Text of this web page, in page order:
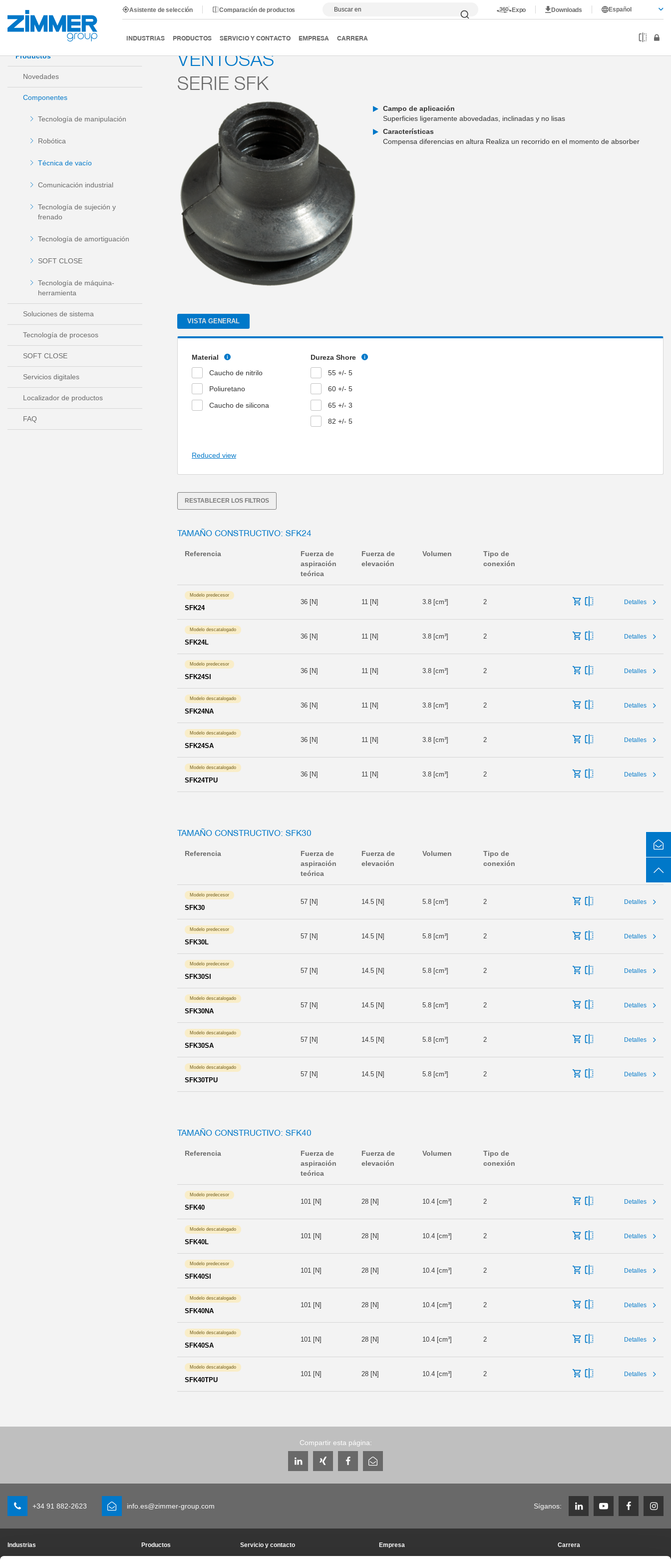
Asistente de selección Comparación de productos Buscar en Expo Downloads Español
INDUSTRIAS PRODUCTOS SERVICIO Y CONTACTO EMPRESA CARRERA
Inicio Productos Componentes Técnica de vacío Ventosas Serie SFK
Productos
Novedades
Componentes
Tecnología de manipulación
Robótica
Técnica de vacío
Comunicación industrial
Tecnología de sujeción y
frenado
Tecnología de amortiguación
SOFT CLOSE
Tecnología de máquina-
herramienta
Soluciones de sistema
Tecnología de procesos
SOFT CLOSE
Servicios digitales
Localizador de productos
FAQ
VENTOSAS
SERIE SFK
Campo de aplicación
Superficies ligeramente abovedadas, inclinadas y no lisas
Características
Compensa diferencias en altura Realiza un recorrido en el momento de absorber
VISTA GENERAL
Material
Caucho de nitrilo
Poliuretano
Caucho de silicona
Dureza Shore
55 +/- 5
60 +/- 5
65 +/- 3
82 +/- 5
Reduced view
RESTABLECER LOS FILTROS
TAMAÑO CONSTRUCTIVO: SFK24
Referencia
Fuerza de
aspiración
teórica
Fuerza de
elevación
Volumen
Tipo de
conexión
Modelo predecesor
SFK24
36 [N] 11 [N] 3.8 [cm³] 2 Detalles
Modelo descatalogado
SFK24L
36 [N] 11 [N] 3.8 [cm³] 2 Detalles
Modelo predecesor
SFK24SI
36 [N] 11 [N] 3.8 [cm³] 2 Detalles
Modelo descatalogado
SFK24NA
36 [N] 11 [N] 3.8 [cm³] 2 Detalles
Modelo descatalogado
SFK24SA
36 [N] 11 [N] 3.8 [cm³] 2 Detalles
Modelo descatalogado
SFK24TPU
36 [N] 11 [N] 3.8 [cm³] 2 Detalles
TAMAÑO CONSTRUCTIVO: SFK30
Referencia
Fuerza de
aspiración
teórica
Fuerza de
elevación
Volumen
Tipo de
conexión
Modelo predecesor
SFK30
57 [N] 14.5 [N] 5.8 [cm³] 2 Detalles
Modelo predecesor
SFK30L
57 [N] 14.5 [N] 5.8 [cm³] 2 Detalles
Modelo predecesor
SFK30SI
57 [N] 14.5 [N] 5.8 [cm³] 2 Detalles
Modelo descatalogado
SFK30NA
57 [N] 14.5 [N] 5.8 [cm³] 2 Detalles
Modelo descatalogado
SFK30SA
57 [N] 14.5 [N] 5.8 [cm³] 2 Detalles
Modelo descatalogado
SFK30TPU
57 [N] 14.5 [N] 5.8 [cm³] 2 Detalles
TAMAÑO CONSTRUCTIVO: SFK40
Referencia
Fuerza de
aspiración
teórica
Fuerza de
elevación
Volumen
Tipo de
conexión
Modelo predecesor
SFK40
101 [N] 28 [N] 10.4 [cm³] 2 Detalles
Modelo descatalogado
SFK40L
101 [N] 28 [N] 10.4 [cm³] 2 Detalles
Modelo predecesor
SFK40SI
101 [N] 28 [N] 10.4 [cm³] 2 Detalles
Modelo descatalogado
SFK40NA
101 [N] 28 [N] 10.4 [cm³] 2 Detalles
Modelo descatalogado
SFK40SA
101 [N] 28 [N] 10.4 [cm³] 2 Detalles
Modelo descatalogado
SFK40TPU
101 [N] 28 [N] 10.4 [cm³] 2 Detalles
Compartir esta página:
+34 91 882-2623 info.es@zimmer-group.com Síganos:
Industrias
Movilidad
Productos
Novedades
Servicio y contacto
Personas de contacto a escala mundial
Empresa
THE KNOW-HOW FACTORY
Carrera
Trabajar en Zimmer Group